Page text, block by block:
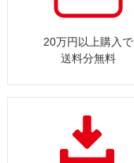
20万円以上購入で
送料分無料